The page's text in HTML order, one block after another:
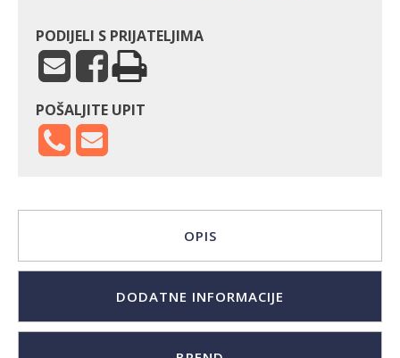
PODIJELI S PRIJATELJIMA
POŠALJITE UPIT
OPIS
DODATNE INFORMACIJE